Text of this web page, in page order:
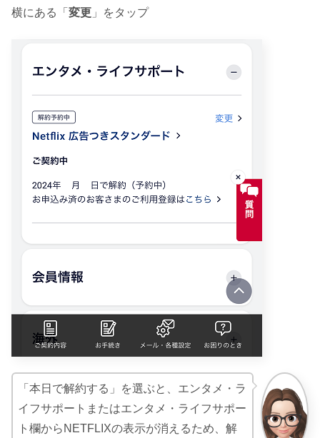
横にある「 変更 」をタップ
「本日で解約する」を選ぶと、エンタメ・ラ
イフサポートまたはエンタメ・ライフサポー
ト欄からNETFLIXの表示が消えるため、解